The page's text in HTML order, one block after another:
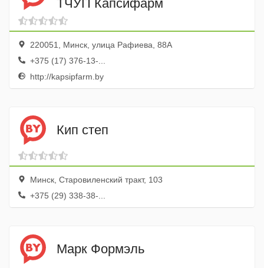
ТЧУП Капсифарм
220051, Минск, улица Рафиева, 88А
+375 (17) 376-13-...
http://kapsipfarm.by
Кип степ
Минск, Старовиленский тракт, 103
+375 (29) 338-38-...
Марк Формэль